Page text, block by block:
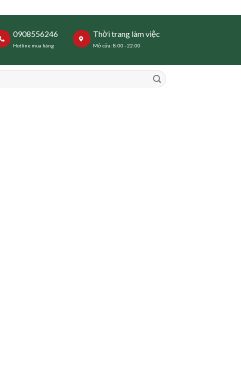
0908556246
Hotline mua hàng
Thời trang làm việc
Mở cửa: 8:00 - 22:00